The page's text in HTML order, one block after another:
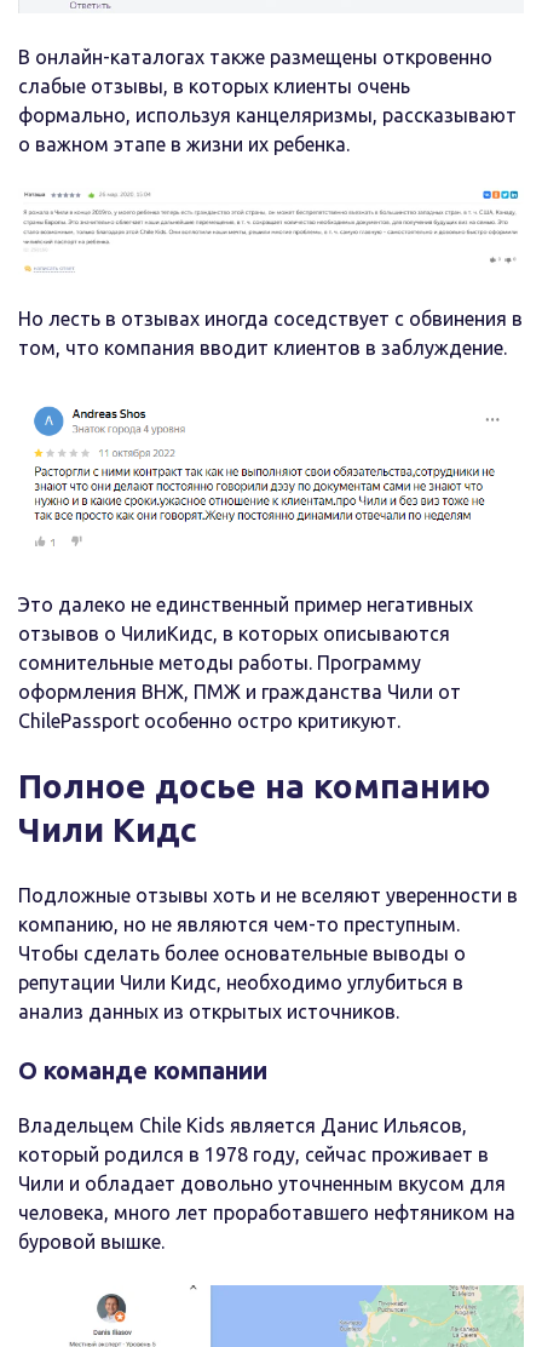
В онлайн-каталогах также размещены откровенно
слабые отзывы, в которых клиенты очень
формально, используя канцеляризмы, рассказывают
о важном этапе в жизни их ребенка.
Но лесть в отзывах иногда соседствует с обвинения в
том, что компания вводит клиентов в заблуждение.
Это далеко не единственный пример негативных
отзывов о ЧилиКидс, в которых описываются
сомнительные методы работы. Программу
оформления ВНЖ, ПМЖ и гражданства Чили от
ChilePassport особенно остро критикуют.
Полное досье на компанию
Чили Кидс
Подложные отзывы хоть и не вселяют уверенности в
компанию, но не являются чем-то преступным.
Чтобы сделать более основательные выводы о
репутации Чили Кидс, необходимо углубиться в
анализ данных из открытых источников.
О команде компании
Владельцем Chile Kids является Данис Ильясов,
который родился в 1978 году, сейчас проживает в
Чили и обладает довольно уточненным вкусом для
человека, много лет проработавшего нефтяником на
буровой вышке.